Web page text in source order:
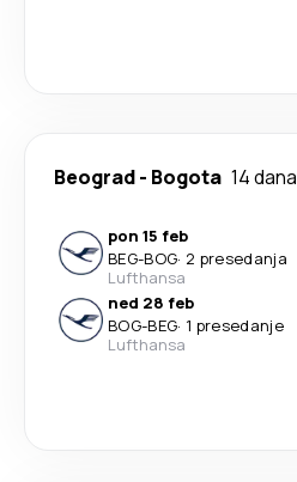
Beograd- Bogota 14 dana
pon 15 feb
BEG-BOG· 2 presedanja
Lufthansa
ned 28 feb
BOG-BEG· 1 presedanje
Lufthansa